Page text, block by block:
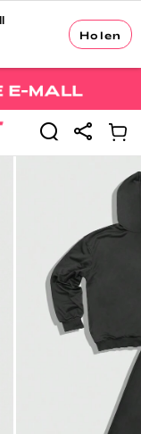
Holen